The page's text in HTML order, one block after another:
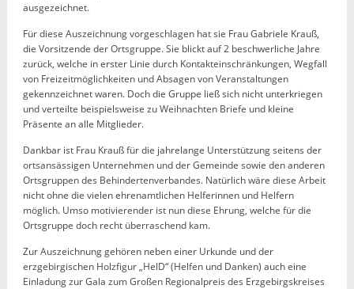
ausgezeichnet.
Für diese Auszeichnung vorgeschlagen hat sie Frau Gabriele Krauß,
die Vorsitzende der Ortsgruppe. Sie blickt auf 2 beschwerliche Jahre
zurück, welche in erster Linie durch Kontakteinschränkungen, Wegfall
von Freizeitmöglichkeiten und Absagen von Veranstaltungen
gekennzeichnet waren. Doch die Gruppe ließ sich nicht unterkriegen
und verteilte beispielsweise zu Weihnachten Briefe und kleine
Präsente an alle Mitglieder.
Dankbar ist Frau Krauß für die jahrelange Unterstützung seitens der
ortsansässigen Unternehmen und der Gemeinde sowie den anderen
Ortsgruppen des Behindertenverbandes. Natürlich wäre diese Arbeit
nicht ohne die vielen ehrenamtlichen Helferinnen und Helfern
möglich. Umso motivierender ist nun diese Ehrung, welche für die
Ortsgruppe doch recht überraschend kam.
Zur Auszeichnung gehören neben einer Urkunde und der
erzgebirgischen Holzfigur „HelD“ (Helfen und Danken) auch eine
Einladung zur Gala zum Großen Regionalpreis des Erzgebirgskreises